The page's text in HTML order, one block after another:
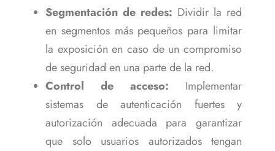
Segmentación de redes: Dividir la red
en segmentos más pequeños para limitar
la exposición en caso de un compromiso
de seguridad en una parte de la red.
Control de acceso: Implementar
sistemas de autenticación fuertes y
autorización adecuada para garantizar
que solo usuarios autorizados tengan